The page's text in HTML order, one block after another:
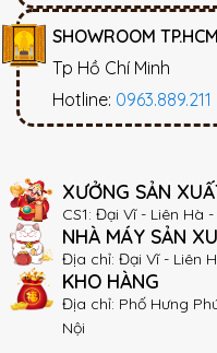
SHOWROOM TP.HCM
Tp Hồ Chí Minh
Hotline: 0963.889.211
XƯỞNG SẢN
CS1: Đại Vĩ - Liên Hà
NHÀ MÁY SẢN
Địa chỉ: Đại Vĩ - Liên
KHO HÀNG
Địa chỉ: Phố Hưng
Nội